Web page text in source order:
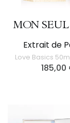
MON
Extrait de
Love Basics
185,00